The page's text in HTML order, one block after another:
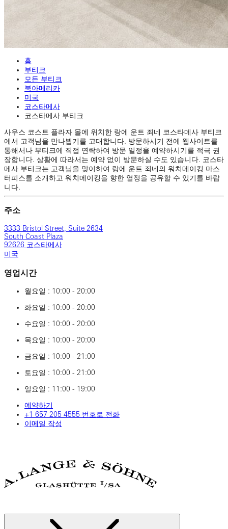
홈
부티크
모든 부티크
북아메리카
미국
코스타메사
코스타메사 부티크
사우스 코스트 플라자 몰에 위치한 랑에 운트 죄네 코스타메사 부티크
에서 고객님을 만나뵙기를 고대합니다. 방문하시기 전에 웹사이트를
통해서나 부티크에 직접 연락하여 방문 일정을 예약하시기를 적극 권
장합니다. 상황에 따라서는 예약 없이 방문하실 수도 있습니다. 코스타
메사 부티크는 고객님을 맞이하여 랑에 운트 죄네의 워치메이킹 마스
터피스를 소개하고 워치메이킹을 향한 열정을 공유할 수 있기를 바랍
니다.
주소
3333 Bristol Street, Suite 2634
South Coast Plaza
92626 코스타메사
미국
영업시간
월요일 : 10:00 - 20:00
화요일 : 10:00 - 20:00
수요일 : 10:00 - 20:00
목요일 : 10:00 - 20:00
금요일 : 10:00 - 21:00
토요일 : 10:00 - 21:00
일요일 : 11:00 - 19:00
예약하기
‎+1 ‎657 ‎205 ‎4555 번호로 전화
이메일 작성